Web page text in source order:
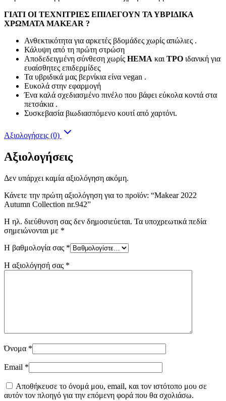
ΓΙΑΤΙ ΟΙ ΤΕΧΝΙΤΡΙΕΣ ΕΠΙΛΕΓΟΥΝ ΤΑ ΥΒΡΙΔΙΚΑ
ΧΡΩΜΑΤΑ MAKEAR ?
Ανθεκτικότητα για αρκετές βδομάδες χωρίς απώλιες .
Κάλυψη από τη πρώτη στρώση
Αποδεδειγμένη σύνθεση χωρίς HEMA και TPO ιδανική για
ευαίσθητες επιδερμίδες
Τα υβριδικά μας βερνίκια είνα vegan .
Ευκολά στην εφαρμογή
Ένα καλά σχεδιασμένο πινέλο που βάφει εύκολα κοντά στα
πετσάκια .
Συσκεβασία βιωδιασπόμενο κουτί από χαρτόνι.
Αξιολογήσεις (0)
Αξιολογήσεις
Δεν υπάρχει καμία αξιολόγηση ακόμη.
Κάνετε την πρώτη αξιολόγηση για το προϊόν: “Makear 2022
Autumn Collection nr.942”
Η ηλ. διεύθυνση σας δεν δημοσιεύεται. Τα υποχρεωτικά πεδία
σημειώνονται με *
Η βαθμολογία σας *
Η αξιολόγησή σας *
Όνομα *
Email *
Αποθήκευσε το όνομά μου, email, και τον ιστότοπο μου σε
αυτόν τον πλοηγό για την επόμενη φορά που θα σχολιάσω.